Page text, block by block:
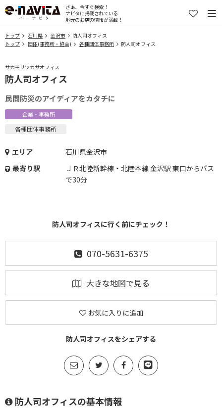
さぁ、今すぐ検索！
ナビタに掲載されている
地元のお店の情報が満載！
トップ 石川県 金沢市
防人司オフィス
トップ
団体(事務所・協会) 各種団体事務所 防人司オフィス
サカモリツカサオフィス
防人司オフィス
民間防災のアイディアをカタチに
企業・事務所
各種団体事務所
エリア
石川県金沢市
最寄り駅
ＪＲ北陸新幹線・北陸本線 金沢駅 東口からバス
で30分
防人司オフィスに行く前にチェック！
070-5631-6375
大きな地図で見る
お気に入りに追加
防人司オフィスをシェアする
防人司オフィスの基本情報